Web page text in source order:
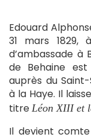
Edouard
31 mars 1829,
d’ambassade à
de Behaine
auprès du
à la Haye. Il
titre Léon XIII et
Il devient